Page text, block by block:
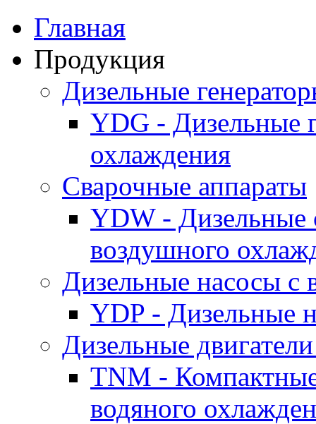
Главная
Продукция
Дизельные
YDG - Дизельные
охлаждения
Cварочные аппараты
YDW - Дизельные
воздушного
Дизельные насосы
YDP - Дизельные
Дизельные
TNM -
водяного